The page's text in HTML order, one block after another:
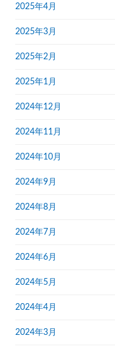
2025年4月
2025年3月
2025年2月
2025年1月
2024年12月
2024年11月
2024年10月
2024年9月
2024年8月
2024年7月
2024年6月
2024年5月
2024年4月
2024年3月